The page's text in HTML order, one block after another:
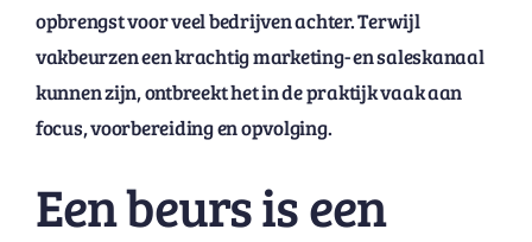
opbrengst voor veel bedrijven achter. Terwijl
vakbeurzen een krachtig marketing- en saleskanaal
kunnen zijn, ontbreekt het in de praktijk vaak aan
focus, voorbereiding en opvolging.
Een beurs is een